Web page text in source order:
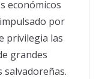
económicos
por
privilegia las
grandes
salvadoreñas.